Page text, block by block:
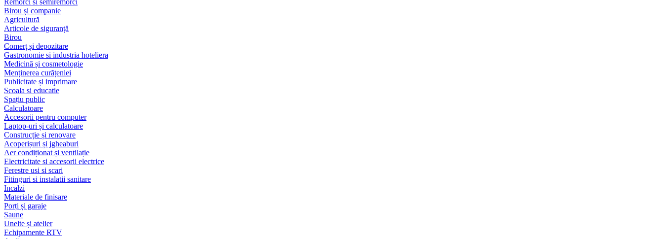
Birou și companie
Agricultură
Articole de siguranță
Birou
Comerț și depozitare
Gastronomie si industria hoteliera
Medicină și cosmetologie
Menținerea curățeniei
Publicitate și imprimare
Scoala si educatie
Spațiu public
Calculatoare
Accesorii pentru computer
Laptop-uri și calculatoare
Construcție și renovare
Acoperișuri și jgheaburi
Aer condiționat și ventilație
Electricitate si accesorii electrice
Ferestre usi si scari
Fitinguri si instalatii sanitare
Incalzi
Materiale de finisare
Porți și garaje
Saune
Unelte și atelier
Echipamente RTV